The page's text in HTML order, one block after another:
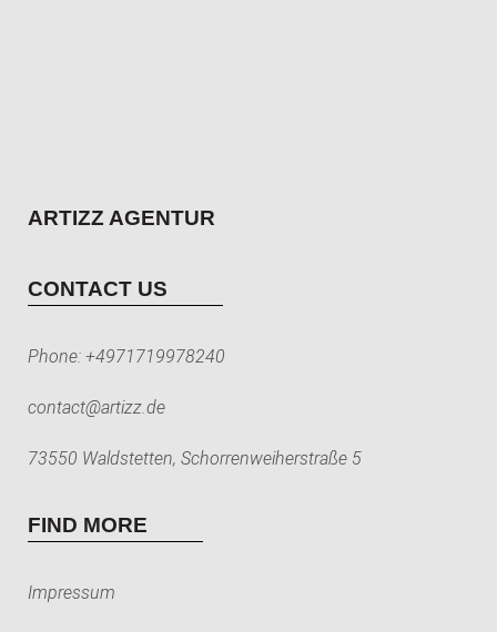
ARTIZZ AGENTUR
CONTACT US
Phone: +4971719978240
contact@artizz.de
73550 Waldstetten, Schorrenweiherstraße 5
FIND MORE
Impressum